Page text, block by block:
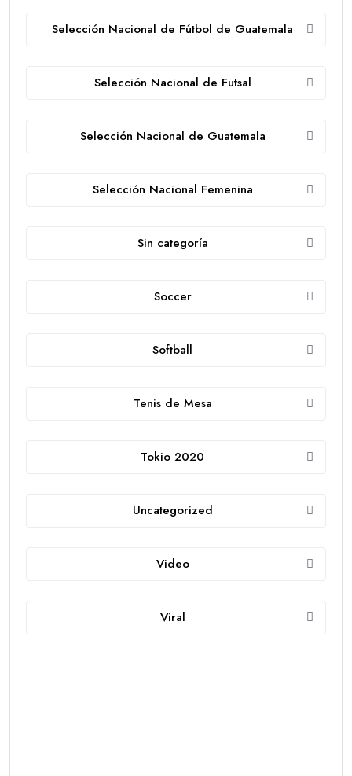
Selección Nacional de Fútbol de Guatemala
Selección Nacional de Futsal
Selección Nacional de Guatemala
Selección Nacional Femenina
Sin categoría
Soccer
Softball
Tenis de Mesa
Tokio 2020
Uncategorized
Video
Viral